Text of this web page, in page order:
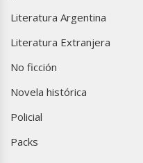
Literatura Argentina
Literatura Extranjera
No ficción
Novela histórica
Policial
Packs